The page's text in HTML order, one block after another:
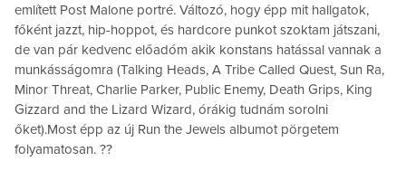
említett Post Malone portré. Változó, hogy épp mit hallgatok,
főként jazzt, hip-hoppot, és hardcore punkot szoktam játszani,
de van pár kedvenc előadóm akik konstans hatással vannak a
munkásságomra (Talking Heads, A Tribe Called Quest, Sun Ra,
Minor Threat, Charlie Parker, Public Enemy, Death Grips, King
Gizzard and the Lizard Wizard, órákig tudnám sorolni
őket).Most épp az új Run the Jewels albumot pörgetem
folyamatosan. ??